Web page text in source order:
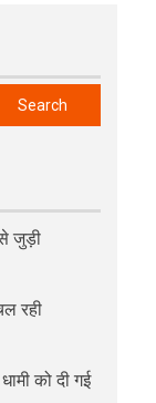
Search
जुड़ी
रही
को दी गई